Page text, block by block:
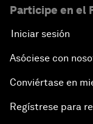
Participe en el
Iniciar sesión
Asóciese con
Conviértase en
Regístrese para